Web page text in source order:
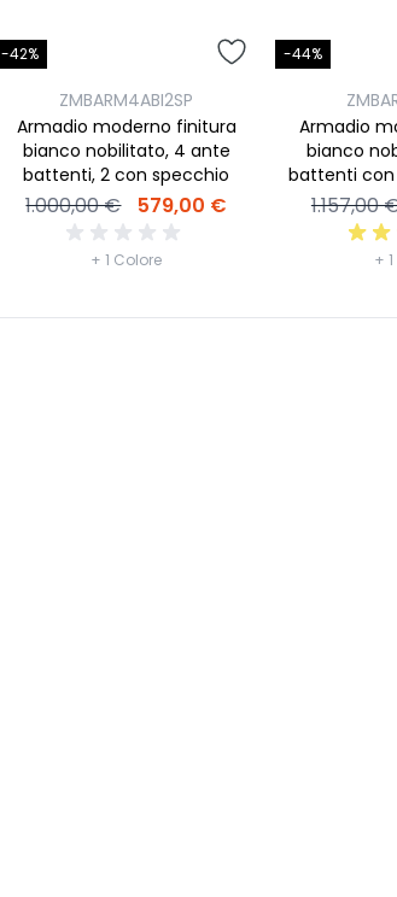
-42%
ZMBARM4ABI2SP
Armadio moderno finitura
bianco nobilitato, 4 ante
battenti, 2 con specchio
1.000,00 € 579,00 €
+ 1 Colore
-44%
Armadio
bianco
battenti
1.157,00
+